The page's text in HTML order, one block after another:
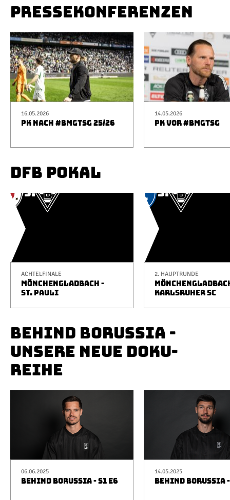
PRESSEKONFERENZEN
16.05.2026
PK NACH #BMGTSG 25/26
14.05.2026
PK VOR #BMGTSG
DFB POKAL
ACHTELFINALE
MÖNCHENGLADBACH -
ST. PAULI
2. HAUPTRUNDE
KARLSRUHER SC
BEHIND BORUSSIA -
UNSERE NEUE DOKU-
REIHE
06.06.2025
BEHIND BORUSSIA - S1 E6
14.05.2025
BEHIND BORUSSIA